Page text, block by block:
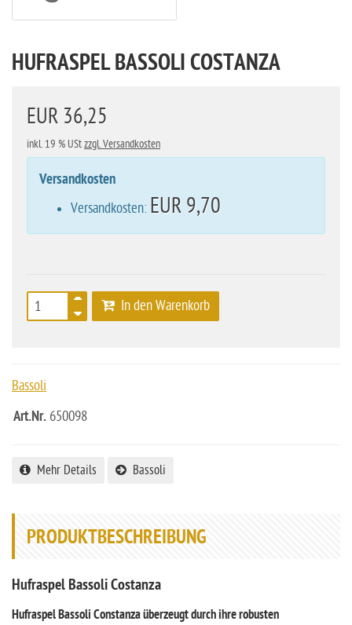
HUFRASPEL BASSOLI COSTANZA
EUR 36,25
inkl. 19 % UStzzgl. Versandkosten
Versandkosten
Versandkosten: EUR 9,70
In den Warenkorb
Bassoli
Art.Nr. 650098
Mehr Details Bassoli
PRODUKTBESCHREIBUNG
Hufraspel Bassoli Costanza
Hufraspel Bassoli Constanza überzeugt durch ihre robusten